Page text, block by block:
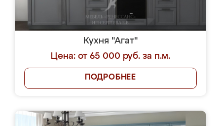
Кухня "Агат"
Цена: от 65 000 руб. за п.м.
ПОДРОБНЕЕ